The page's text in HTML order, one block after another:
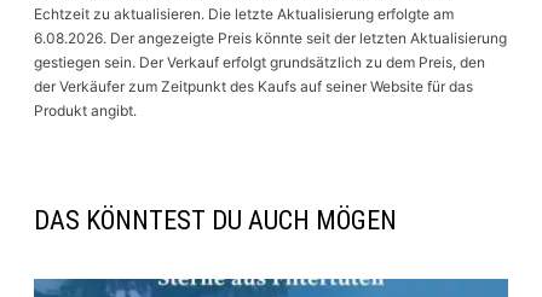
Echtzeit zu aktualisieren. Die letzte Aktualisierung erfolgte am
6.08.2026. Der angezeigte Preis könnte seit der letzten Aktualisierung
gestiegen sein. Der Verkauf erfolgt grundsätzlich zu dem Preis, den
der Verkäufer zum Zeitpunkt des Kaufs auf seiner Website für das
Produkt angibt.
DAS KÖNNTEST DU AUCH MÖGEN